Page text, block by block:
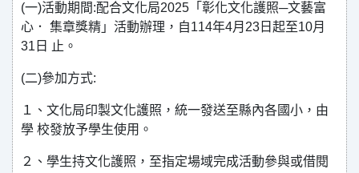
(一)活動期間:配合文化局2025「彰化文化護照─文藝富
心． 集章獎精」活動辦理，自114年4月23日起至10月
31日 止。
(二)參加方式:
１、文化局印製文化護照，統一發送至縣內各國小，由
學 校發放予學生使用。
２、學生持文化護照，至指定場域完成活動參與或借閱